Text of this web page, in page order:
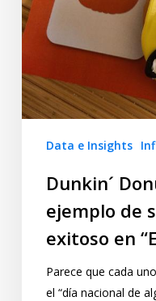
Data e Insights
Dunkin´
ejemplo de
exitoso en
Parece que cada
el “día nacional de